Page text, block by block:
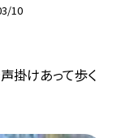
10
掛けあって歩く